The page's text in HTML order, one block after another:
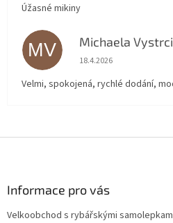
Úžasné mikiny
MV Michaela
Hodnocení obchodu je
18.4.2026
Velmi, spokojená, rychlé dodání,
Informace pro vás
Velkoobchod s rybářskými